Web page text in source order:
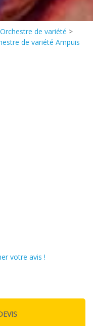
de variété >
de variété Ampuis
votre avis !